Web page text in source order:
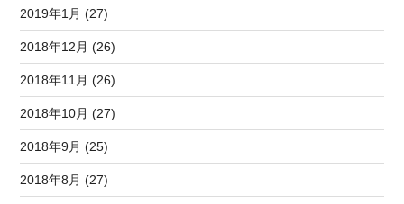
2019年1月 (27)
2018年12月 (26)
2018年11月 (26)
2018年10月 (27)
2018年9月 (25)
2018年8月 (27)